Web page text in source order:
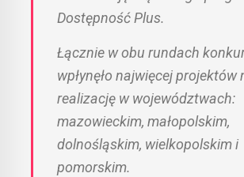
Dostępność Plus.
Łącznie w obu rundach
wpłynęło najwięcej projektów
realizację w województwach:
mazowieckim, małopolskim,
dolnośląskim, wielkopolskim i
pomorskim.